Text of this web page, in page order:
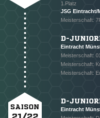
* Pflichtfelder
1.Platz
JSG Eintracht/
Meisterschaft:
D-
Eintracht
Meisterschaft:
Meisterschaft:
Meisterschaft:
SAISON
D-
Eintracht